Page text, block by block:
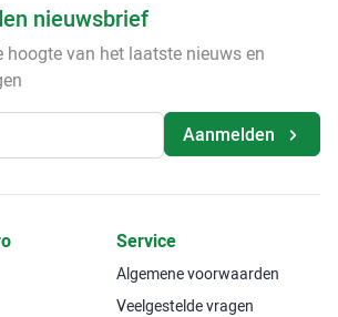
nieuwsbrief
hoogte van het laatste nieuws en
Aanmelden
Service
Algemene voorwaarden
Veelgestelde vragen